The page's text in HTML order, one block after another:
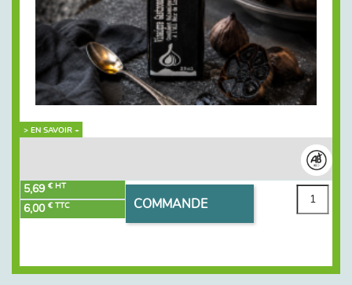
> EN SAVOIR +
5,69 € HT
6,00 € TTC COMMANDE